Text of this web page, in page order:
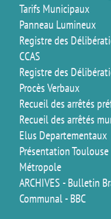
Tarifs Municipaux
Panneau Lumineux
Registre des
CCAS
Registre des
Procès Verbaux
Recueil des arrêtés
Recueil des arrêtés
Elus Departementaux
Présentation Toulouse
Métropole
ARCHIVES - Bulletin
Communal - BBC